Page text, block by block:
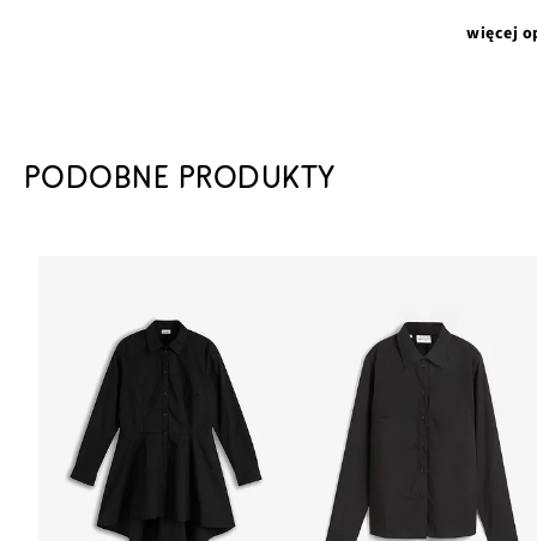
więcej
PODOBNE PRODUKTY